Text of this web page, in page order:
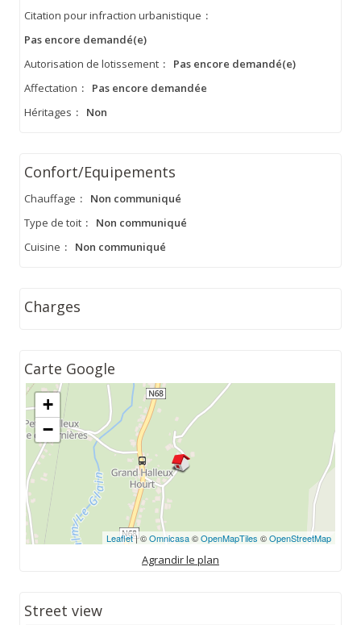
Citation pour infraction urbanistique :
Pas encore demandé(e)
Autorisation de lotissement :
Pas encore demandé(e)
Affectation :
Pas encore demandée
Héritages : Non
Confort/Equipements
Chauffage :
Non communiqué
Type de toit :
Non communiqué
Cuisine : Non communiqué
Charges
Carte Google
+
−
Leaflet| ©Omnicasa©OpenMapTiles ©OpenStreetMap
Agrandir le plan
Street view